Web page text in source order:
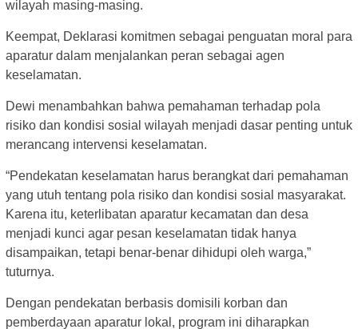
wilayah masing-masing.
Keempat, Deklarasi komitmen sebagai penguatan moral para
aparatur dalam menjalankan peran sebagai agen
keselamatan.
Dewi menambahkan bahwa pemahaman terhadap pola
risiko dan kondisi sosial wilayah menjadi dasar penting untuk
merancang intervensi keselamatan.
“Pendekatan keselamatan harus berangkat dari pemahaman
yang utuh tentang pola risiko dan kondisi sosial masyarakat.
Karena itu, keterlibatan aparatur kecamatan dan desa
menjadi kunci agar pesan keselamatan tidak hanya
disampaikan, tetapi benar-benar dihidupi oleh warga,”
tuturnya.
Dengan pendekatan berbasis domisili korban dan
pemberdayaan aparatur lokal, program ini diharapkan